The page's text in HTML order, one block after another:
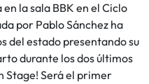
la sala BBK en el Ciclo
por Pablo Sánchez ha
del estado presentando su
durante los dos últimos
Stage! Será el primer